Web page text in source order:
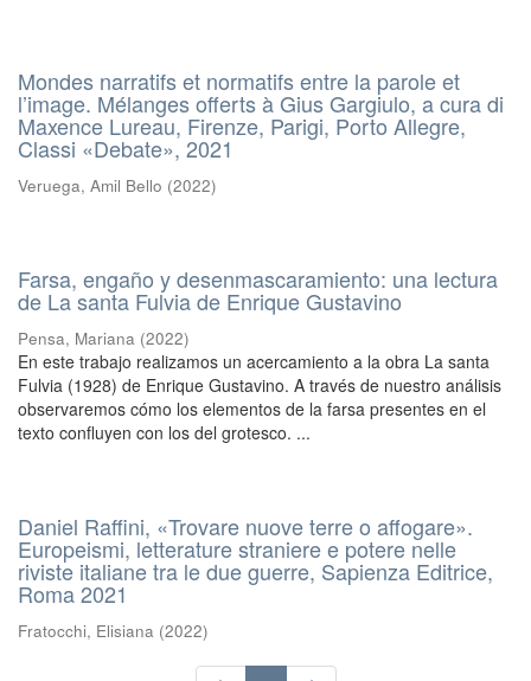
Mondes narratifs et normatifs entre la parole et
l’image. Mélanges offerts à Gius Gargiulo, a cura di
Maxence Lureau, Firenze, Parigi, Porto Allegre,
Classi «Debate», 2021
Veruega, Amil Bello (2022)
Farsa, engaño y desenmascaramiento: una lectura
de La santa Fulvia de Enrique Gustavino
Pensa, Mariana (2022)
En este trabajo realizamos un acercamiento a la obra La santa
Fulvia (1928) de Enrique Gustavino. A través de nuestro análisis
observaremos cómo los elementos de la farsa presentes en el
texto confluyen con los del grotesco. ...
Daniel Raffini, «Trovare nuove terre o affogare».
Europeismi, letterature straniere e potere nelle
riviste italiane tra le due guerre, Sapienza Editrice,
Roma 2021
Fratocchi, Elisiana (2022)